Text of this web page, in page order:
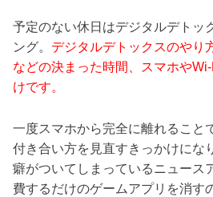
予定のない休日はデジタルデトッ
ング。 デジタルデトックスのやり
などの決まった時間、スマホや
けです。
一度スマホから完全に離れること
付き合い方を見直すきっかけにな
癖がついてしまっているニュース
費するだけのゲームアプリを消す